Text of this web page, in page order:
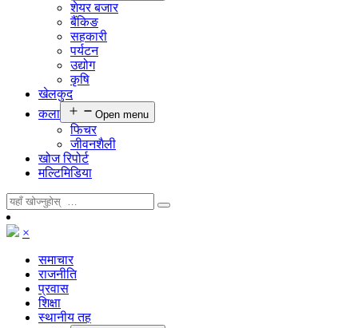
शेयर बजार
बैंकिङ
सहकारी
पर्यटन
उद्योग
कृषि
खेलकुद
कला
Open menu
फिचर
जीवनशैली
खोज रिपोर्ट
मल्टिमिडिया
×
समाचार
राजनीति
प्रवास
शिक्षा
स्थानीय तह